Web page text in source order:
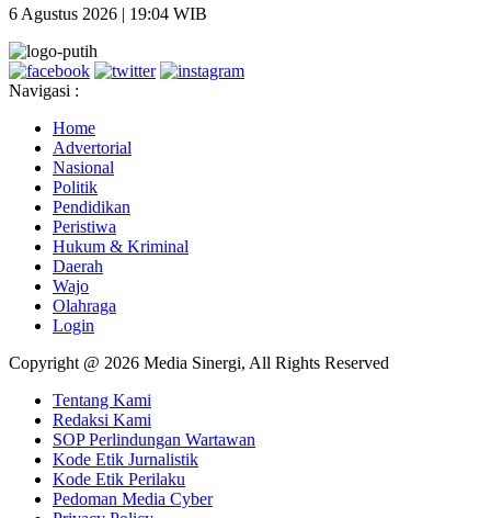
6 Agustus 2026 | 19:04 WIB
Navigasi :
Home
Advertorial
Nasional
Politik
Pendidikan
Peristiwa
Hukum & Kriminal
Daerah
Wajo
Olahraga
Login
Copyright @ 2026 Media Sinergi, All Rights Reserved
Tentang Kami
Redaksi Kami
SOP Perlindungan Wartawan
Kode Etik Jurnalistik
Kode Etik Perilaku
Pedoman Media Cyber